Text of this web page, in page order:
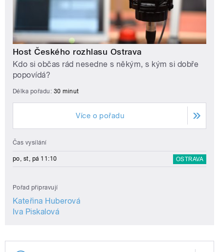
Host Českého rozhlasu Ostrava
Kdo si občas rád nesedne s někým, s kým si dobře
popovídá?
Délka pořadu: 30 minut
Více o pořadu
Čas vysílání
po, st, pá 11:10 OSTRAVA
Pořad připravují
Kateřina Huberová
Iva Piskalová